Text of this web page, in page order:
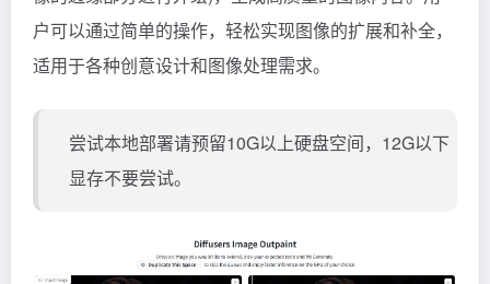
户可以通过简单的操作，轻松实现图像的扩展和补全，
适用于各种创意设计和图像处理需求。
尝试本地部署请预留10G以上硬盘空间，12G以下
显存不要尝试。